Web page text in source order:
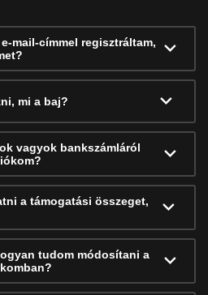
mail-címmel regisztráltam,
mi a baj?
vagyok bankszámláról
a támogatási összeget,
tudom módosítani a